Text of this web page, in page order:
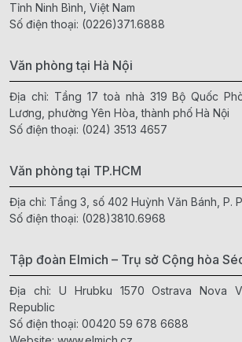
Tỉnh Ninh Bình, Việt Nam
Số điện thoại: (0226)371.6888
Văn phòng tại Hà Nội
Địa chỉ: Tầng 17 toà nhà 319 Bộ Quốc
Lương, phường Yên Hòa, thành phố Hà Nội
Số điện thoại: (024) 3513 4657
Văn phòng tại TP.HCM
Địa chỉ: Tầng 3, số 402 Huỳnh Văn Bánh, P.
Số điện thoại: (028)3810.6968
Tập đoàn Elmich – Trụ sở Cộng hòa
Địa chỉ: U Hrubku 1570 Ostrava Nova
Republic
Số điện thoại: 00420 59 678 6688